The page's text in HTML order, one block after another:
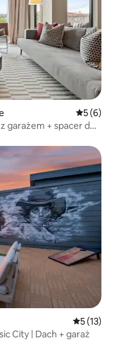
Średnia
5 (6)
garażem + spacer do
gości
Średnia
5 (13)
City | Dach + garaż